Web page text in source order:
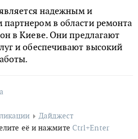
надежным и
в области ремонта
в Киеве. Они предлагают
и обеспечивают высокий
Дайджест
её и нажмите Ctrl+Enter